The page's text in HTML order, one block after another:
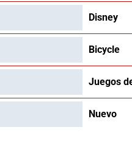
Disney
Bicycle
Juegos
Nuevo